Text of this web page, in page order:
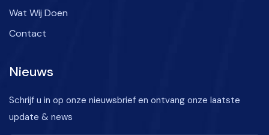
Wat Wij Doen
Contact
Nieuws
Schrijf u in op onze nieuwsbrief en ontvang onze laatste
update & news